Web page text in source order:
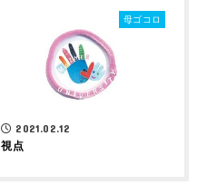
母ゴコロ
2021.02.12
視点